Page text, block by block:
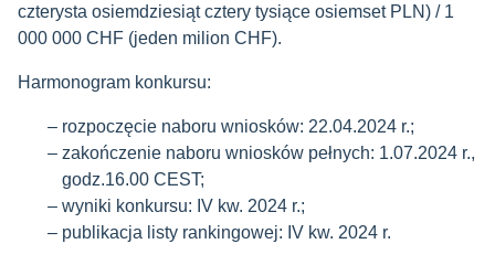
czterysta osiemdziesiąt cztery tysiące osiemset PLN) / 1
000 000 CHF (jeden milion CHF).
Harmonogram konkursu:
rozpoczęcie naboru wniosków: 22.04.2024 r.;
zakończenie naboru wniosków pełnych: 1.07.2024 r.,
godz.16.00 CEST;
wyniki konkursu: IV kw. 2024 r.;
publikacja listy rankingowej: IV kw. 2024 r.